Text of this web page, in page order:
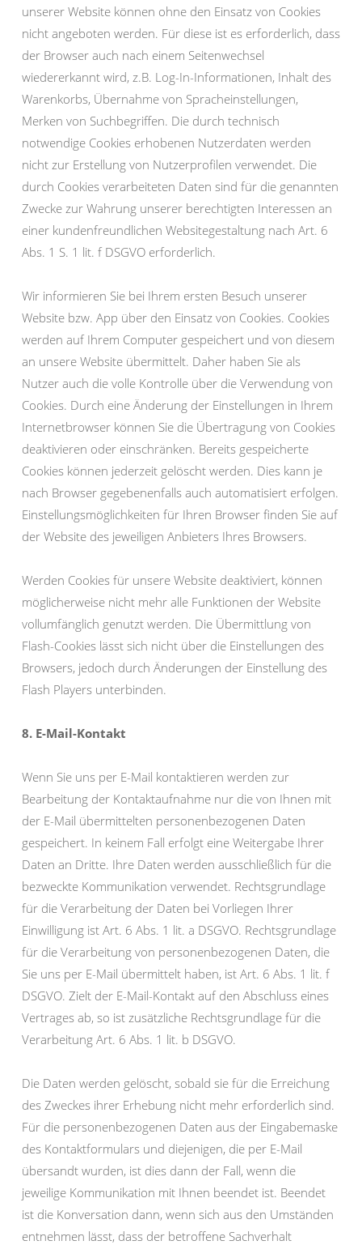
unserer Website können ohne den Einsatz von Cookies
nicht angeboten werden. Für diese ist es erforderlich, dass
der Browser auch nach einem Seitenwechsel
wiedererkannt wird, z.B. Log-In-Informationen, Inhalt des
Warenkorbs, Übernahme von Spracheinstellungen,
Merken von Suchbegriffen. Die durch technisch
notwendige Cookies erhobenen Nutzerdaten werden
nicht zur Erstellung von Nutzerprofilen verwendet. Die
durch Cookies verarbeiteten Daten sind für die genannten
Zwecke zur Wahrung unserer berechtigten Interessen an
einer kundenfreundlichen Websitegestaltung nach Art. 6
Abs. 1 S. 1 lit. f DSGVO erforderlich.
Wir informieren Sie bei Ihrem ersten Besuch unserer
Website bzw. App über den Einsatz von Cookies. Cookies
werden auf Ihrem Computer gespeichert und von diesem
an unsere Website übermittelt. Daher haben Sie als
Nutzer auch die volle Kontrolle über die Verwendung von
Cookies. Durch eine Änderung der Einstellungen in Ihrem
Internetbrowser können Sie die Übertragung von Cookies
deaktivieren oder einschränken. Bereits gespeicherte
Cookies können jederzeit gelöscht werden. Dies kann je
nach Browser gegebenenfalls auch automatisiert erfolgen.
Einstellungsmöglichkeiten für Ihren Browser finden Sie auf
der Website des jeweiligen Anbieters Ihres Browsers.
Werden Cookies für unsere Website deaktiviert, können
möglicherweise nicht mehr alle Funktionen der Website
vollumfänglich genutzt werden. Die Übermittlung von
Flash-Cookies lässt sich nicht über die Einstellungen des
Browsers, jedoch durch Änderungen der Einstellung des
Flash Players unterbinden.
8. E-Mail-Kontakt
Wenn Sie uns per E-Mail kontaktieren werden zur
Bearbeitung der Kontaktaufnahme nur die von Ihnen mit
der E-Mail übermittelten personenbezogenen Daten
gespeichert. In keinem Fall erfolgt eine Weitergabe Ihrer
Daten an Dritte. Ihre Daten werden ausschließlich für die
bezweckte Kommunikation verwendet. Rechtsgrundlage
für die Verarbeitung der Daten bei Vorliegen Ihrer
Einwilligung ist Art. 6 Abs. 1 lit. a DSGVO. Rechtsgrundlage
für die Verarbeitung von personenbezogenen Daten, die
Sie uns per E-Mail übermittelt haben, ist Art. 6 Abs. 1 lit. f
DSGVO. Zielt der E-Mail-Kontakt auf den Abschluss eines
Vertrages ab, so ist zusätzliche Rechtsgrundlage für die
Verarbeitung Art. 6 Abs. 1 lit. b DSGVO.
Die Daten werden gelöscht, sobald sie für die Erreichung
des Zweckes ihrer Erhebung nicht mehr erforderlich sind.
Für die personenbezogenen Daten aus der Eingabemaske
des Kontaktformulars und diejenigen, die per E-Mail
übersandt wurden, ist dies dann der Fall, wenn die
jeweilige Kommunikation mit Ihnen beendet ist. Beendet
ist die Konversation dann, wenn sich aus den Umständen
entnehmen lässt, dass der betroffene Sachverhalt